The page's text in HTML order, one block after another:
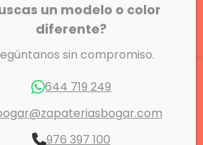
Bogar 2026 ©
un modelo o color
diferente?
sin compromiso.
644 719 249
976 397 100
para ofrecerte la mejor
web. Puedes aprender más
utilizamos o desactivarlas en los